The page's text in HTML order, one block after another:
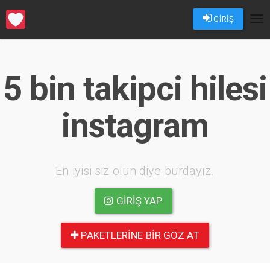
GİRİŞ
5 bin takipci hilesi
instagram
En iyisi siz olun diye burdayız.
GIRIŞ YAP
PAKETLERINE BIR GÖZ AT